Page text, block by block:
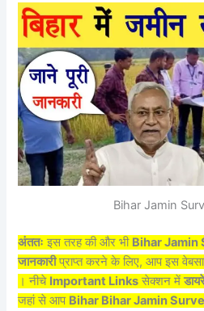
Bihar Jamin
अंततः इस तरह की और भी Bihar
जानकारीप्राप्त करने के लिए, आप इस
। नीचे Important Links सेक्शन में
जहां से आप Bihar Bihar Jamin